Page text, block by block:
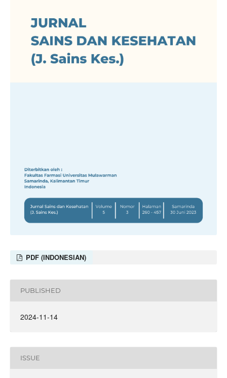
PDF (INDONESIAN)
PUBLISHED
2024-11-14
ISSUE